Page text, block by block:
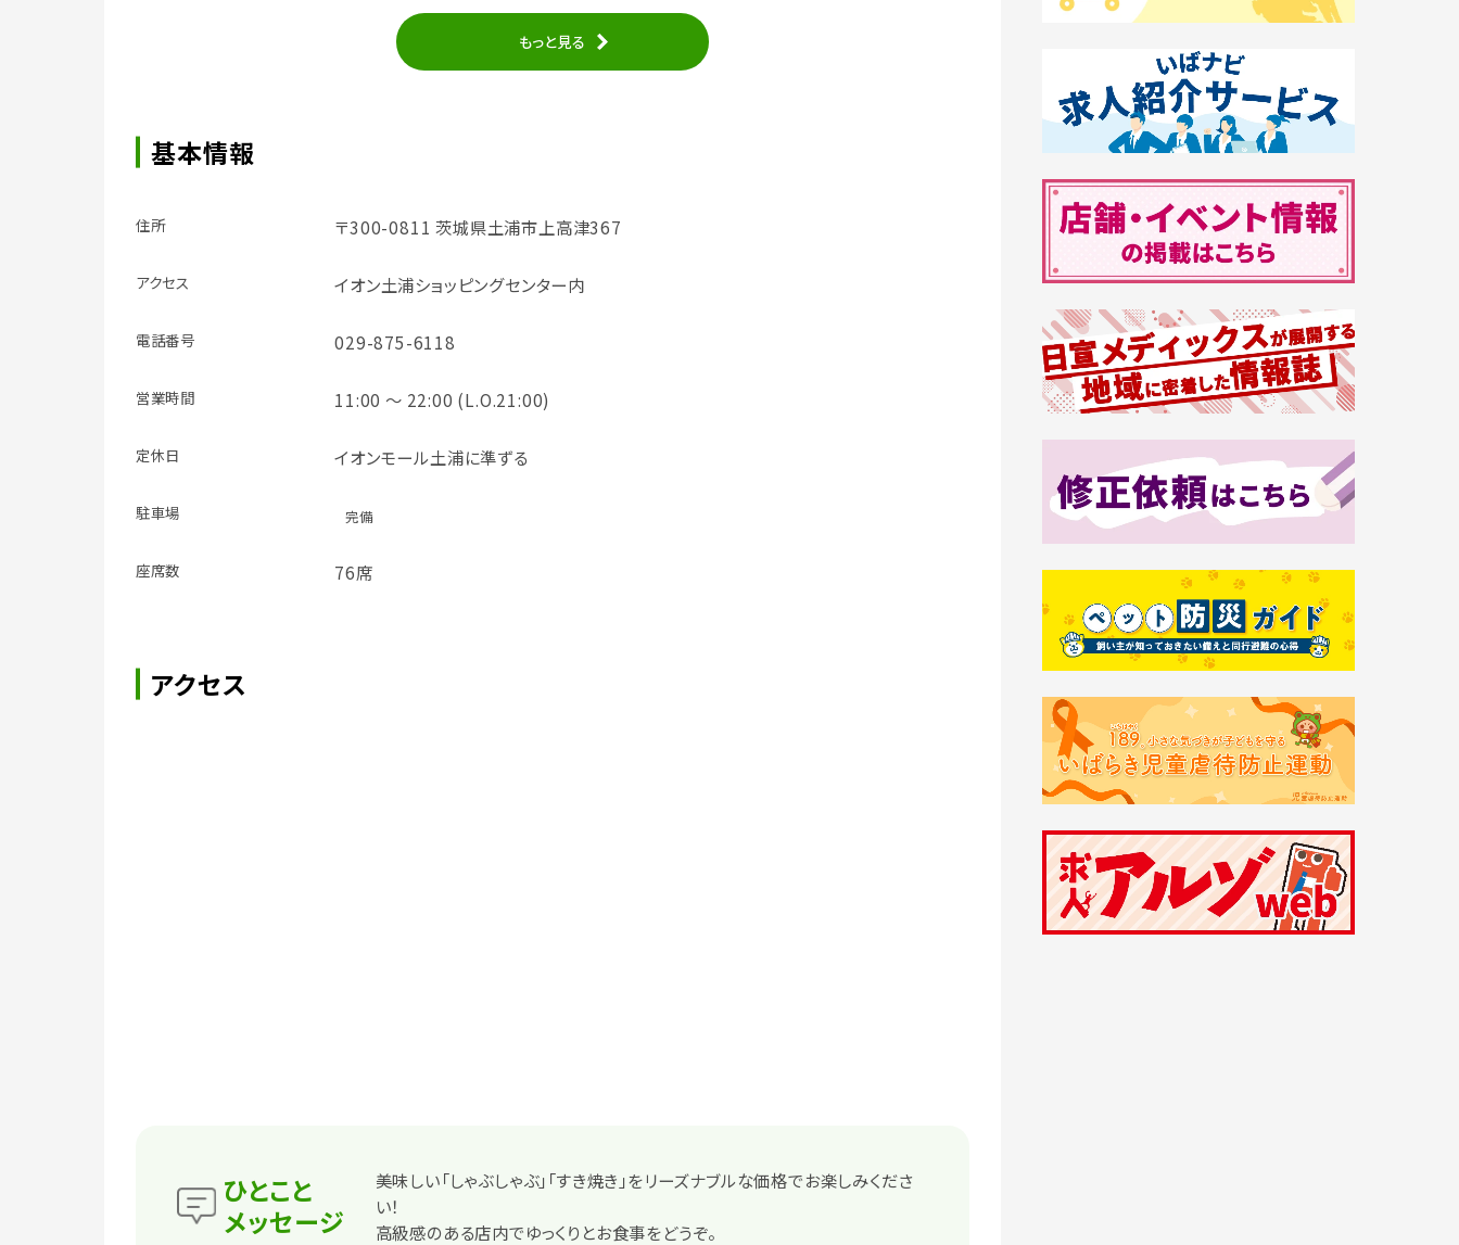
もっと見る
基本情報
住所 〒300-0811 茨城県土浦市上高津367
アクセス イオン土浦ショッピングセンター内
電話番号 029-875-6118
営業時間 11:00 ～ 22:00 (L.O.21:00)
定休日 イオンモール土浦に準ずる
駐車場 完備
座席数 76席
アクセス
ひとこと
メッセージ
美味しい「しゃぶしゃぶ」「すき焼き」をリーズナブルな価格でお楽しみくださ
い！
高級感のある店内でゆっくりとお食事をどうぞ。